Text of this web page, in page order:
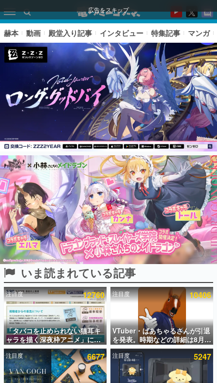
広告をスキップ
ピックアップ
電ファミのいま読まれている記事ランキング
アプリセール情報
インタビュー
連載・特集一覧
殿堂入り記事
SNS拡散数が数千以上！ ページビュー数万以上！ などな
ど。多くの人々に読まれた、電ファミ渾身の“殿堂入り”記
事をまとめました。
ゲームの企画書
名作ゲームクリエイターの方々に製作時のエピソードをお
聞きし、ヒットする企画（ゲーム）とは何か？を探ってい
きます。
赫本
この物語を解いてはいけない。『赫本』は、〈試験問題〉
の形をした短編ホラー小説集です。
赫本 動画 殿堂入り記事 インタビュー 特集記事 マンガ
いま読まれている記事
注目度 12760
「タバコを止められない猫耳キ
ャラを描く深夜枠アニメ」に視
聴者の一部から批判意見。違法
薬物の使用と思しき描写も含め
て、BPOが議論を交わす
注目度 10406
VTuber・ばあちゃるさんが引退
を発表。時期などの詳細は8月9
日15時からの配信で説明
注目度 6677 注目度 5247